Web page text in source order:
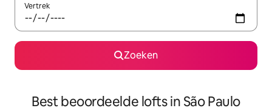
Vertrek
Zoeken
Best beoordeelde lofts in São Paulo